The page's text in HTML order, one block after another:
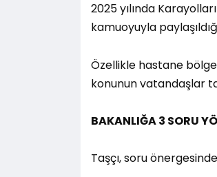
2025 yılında
kamuoyuyla
Özellikle hastane
konunun vatandaşlar
BAKANLIĞA 3 SORU
Taşçı, soru